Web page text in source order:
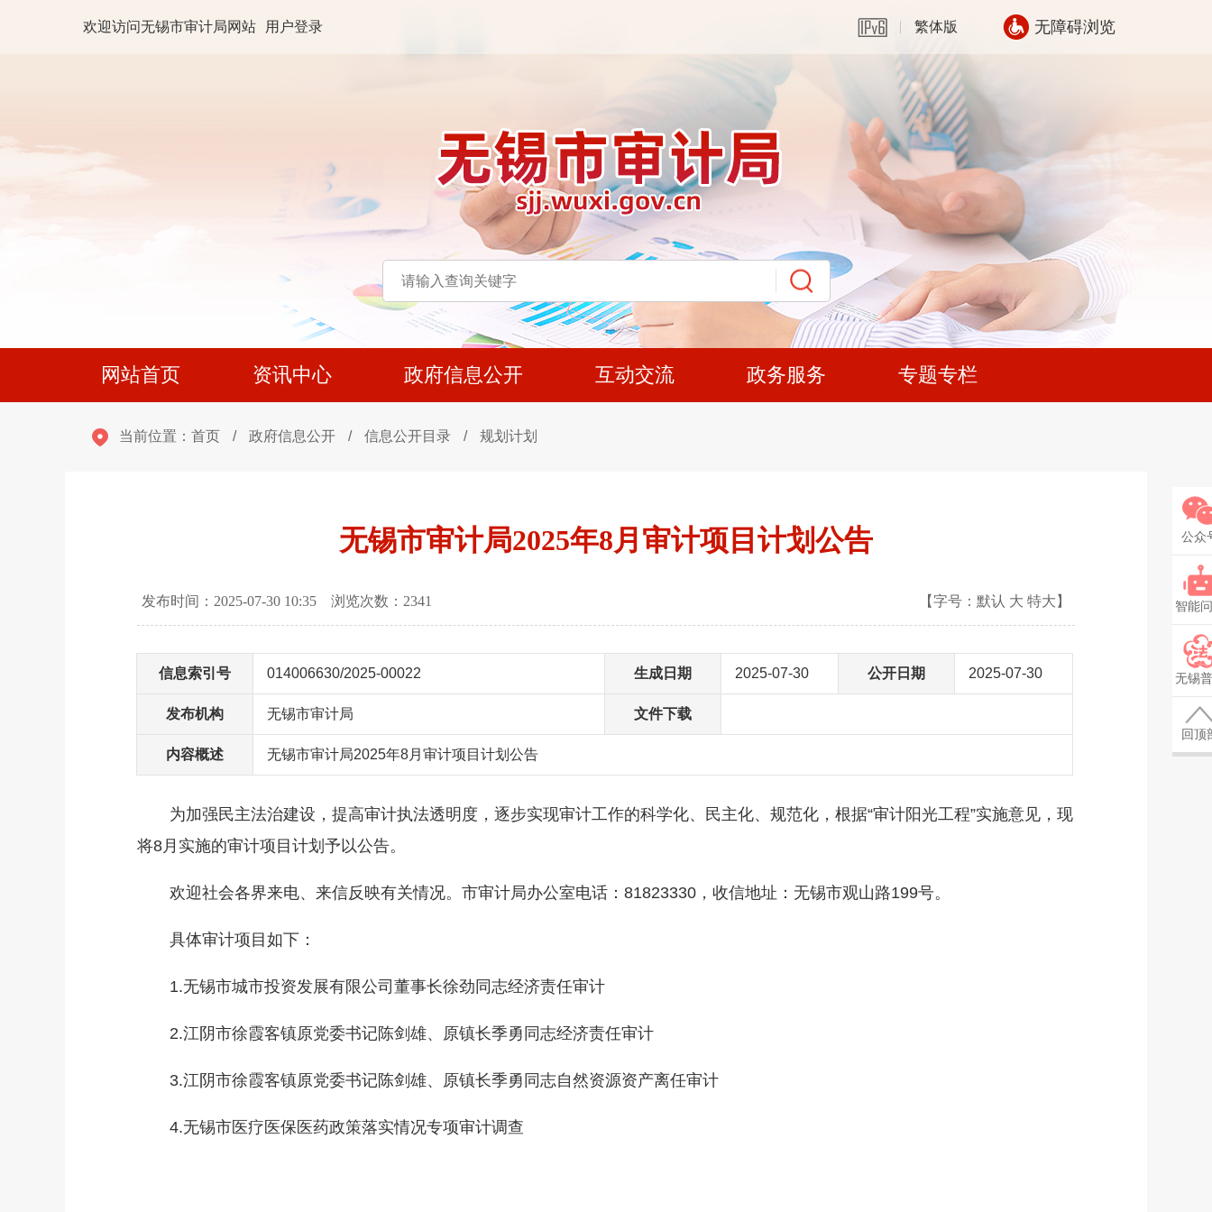
欢迎访问无锡市审计局网站 用户登录 繁体版 无障碍浏览
网站首页 资讯中心 政府信息公开 互动交流 政务服务 专题专栏
当前位置： 首页 / 政府信息公开 / 信息公开目录 / 规划计划
无锡市审计局2025年8月审计项目计划公告
发布时间：2025-07-30 10:35 浏览次数： 2341 【字号： 默认 大 特大 】
信息索引号 014006630/2025-00022 生成日期 2025-07-30 公开日期 2025-07-30
发布机构 无锡市审计局 文件下载
内容概述 无锡市审计局2025年8月审计项目计划公告
为加强民主法治建设，提高审计执法透明度，逐步实现审计工作的科学化、民主化、规范化，根据“审计阳光工程”实施意见，现
将8月实施的审计项目计划予以公告。
欢迎社会各界来电、来信反映有关情况。市审计局办公室电话：81823330，收信地址：无锡市观山路199号。
具体审计项目如下：
1.无锡市城市投资发展有限公司董事长徐劲同志经济责任审计
2.江阴市徐霞客镇原党委书记陈剑雄、原镇长季勇同志经济责任审计
3.江阴市徐霞客镇原党委书记陈剑雄、原镇长季勇同志自然资源资产离任审计
4.无锡市医疗医保医药政策落实情况专项审计调查
公众
智能
无锡
回顶